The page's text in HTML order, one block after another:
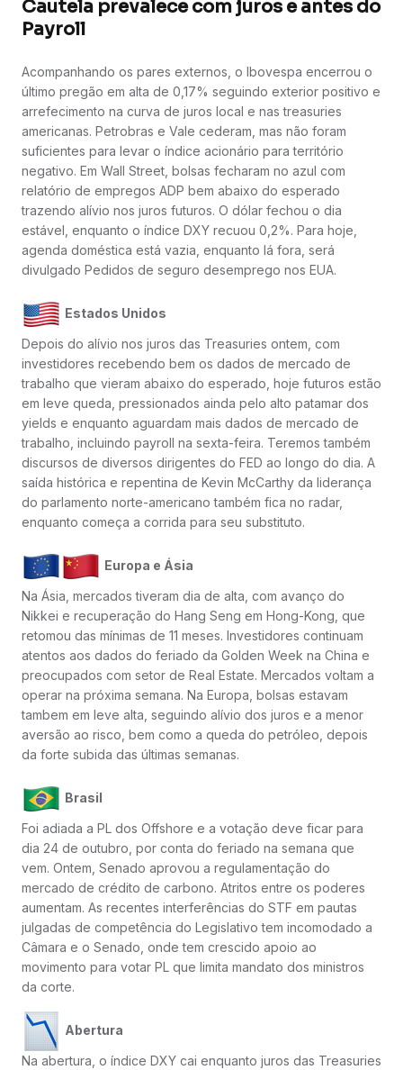
Cautela prevalece com juros e antes do
Payroll
Acompanhando os pares externos, o Ibovespa encerrou o
último pregão em alta de 0,17% seguindo exterior positivo e
arrefecimento na curva de juros local e nas treasuries
americanas. Petrobras e Vale cederam, mas não foram
suficientes para levar o índice acionário para território
negativo. Em Wall Street, bolsas fecharam no azul com
relatório de empregos ADP bem abaixo do esperado
trazendo alívio nos juros futuros. O dólar fechou o dia
estável, enquanto o índice DXY recuou 0,2%. Para hoje,
agenda doméstica está vazia, enquanto lá fora, será
divulgado Pedidos de seguro desemprego nos EUA.
Estados Unidos
Depois do alívio nos juros das Treasuries ontem, com
investidores recebendo bem os dados de mercado de
trabalho que vieram abaixo do esperado, hoje futuros estão
em leve queda, pressionados ainda pelo alto patamar dos
yields e enquanto aguardam mais dados de mercado de
trabalho, incluindo payroll na sexta-feira. Teremos também
discursos de diversos dirigentes do FED ao longo do dia. A
saída histórica e repentina de Kevin McCarthy da liderança
do parlamento norte-americano também fica no radar,
enquanto começa a corrida para seu substituto.
Europa e Ásia
Na Ásia, mercados tiveram dia de alta, com avanço do
Nikkei e recuperação do Hang Seng em Hong-Kong, que
retomou das mínimas de 11 meses. Investidores continuam
atentos aos dados do feriado da Golden Week na China e
preocupados com setor de Real Estate. Mercados voltam a
operar na próxima semana. Na Europa, bolsas estavam
tambem em leve alta, seguindo alívio dos juros e a menor
aversão ao risco, bem como a queda do petróleo, depois
da forte subida das últimas semanas.
Brasil
Foi adiada a PL dos Offshore e a votação deve ficar para
dia 24 de outubro, por conta do feriado na semana que
vem. Ontem, Senado aprovou a regulamentação do
mercado de crédito de carbono. Atritos entre os poderes
aumentam. As recentes interferências do STF em pautas
julgadas de competência do Legislativo tem incomodado a
Câmara e o Senado, onde tem crescido apoio ao
movimento para votar PL que limita mandato dos ministros
da corte.
Abertura
Na abertura, o índice DXY cai enquanto juros das Treasuries